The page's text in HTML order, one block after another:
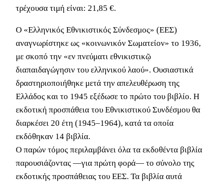
τρέχουσα τιμή είναι: 21,85 €.
Ο «Ελληνικός Εθνικιστικός Σύνδεσμος» (ΕΕΣ)
αναγνωρίστηκε ως «κοινωνικόν Σωματείον» το 1936,
με σκοπό την «εν πνεύματι εθνικιστικῷ
διαπαιδαγώγησιν του ελληνικού λαού». Ουσιαστικά
δραστηριοποιήθηκε μετά την απελευθέρωση της
Ελλάδος και το 1945 εξέδωσε το πρώτο του βιβλίο. Η
εκδοτική προσπάθεια του Εθνικιστικού Συνδέσμου θα
διαρκέσει 20 έτη (1945–1964), κατά τα οποία
εκδόθηκαν 14 βιβλία.
Ο παρών τόμος περιλαμβάνει όλα τα εκδοθέντα βιβλία
παρουσιάζοντας —για πρώτη φορά— το σύνολο της
εκδοτικής προσπάθειας του ΕΕΣ. Τα βιβλία αυτά